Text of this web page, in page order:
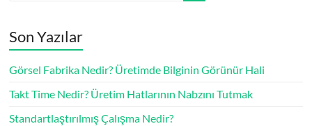
Son Yazılar
Görsel Fabrika Nedir? Üretimde Bilginin Görünür Hali
Takt Time Nedir? Üretim Hatlarının Nabzını Tutmak
Standartlaştırılmış Çalışma Nedir?